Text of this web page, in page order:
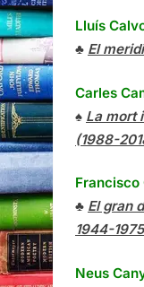
Lluís
♣ El
Carles
♠ La mort
(1988-
Francisco
♣ El gran
1944-1975
Neus